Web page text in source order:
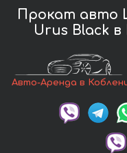
Прокат авто
Urus Black в
Авто-Аренда в